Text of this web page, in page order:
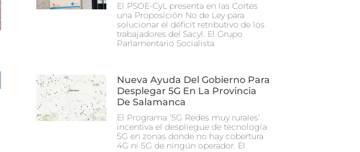
El PSOE-CyL presenta en las Cortes
una Proposición No de Ley para
solucionar el déficit retributivo de los
trabajadores del Sacyl. El Grupo
Parlamentario Socialista
Nueva Ayuda Del Gobierno Para
Desplegar 5G En La Provincia
De Salamanca
El Programa ‘5G Redes muy rurales’
incentiva el despliegue de tecnología
5G en zonas donde no hay cobertura
4G ni 5G de ningún operador. El